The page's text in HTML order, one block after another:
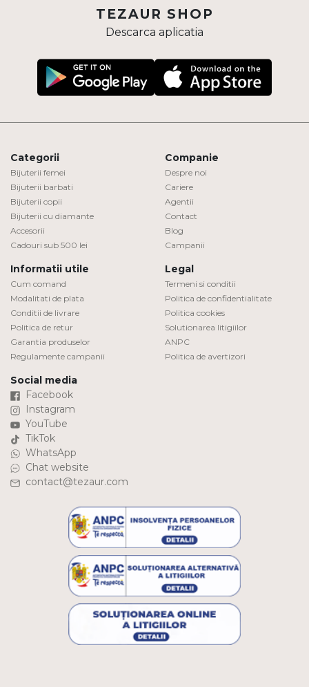
TEZAUR SHOP
Descarca aplicatia
Categorii
Bijuterii femei
Bijuterii barbati
Bijuterii copii
Bijuterii cu diamante
Accesorii
Cadouri sub 500 lei
Companie
Despre noi
Cariere
Agentii
Contact
Blog
Campanii
Informatii utile
Cum comand
Modalitati de plata
Conditii de livrare
Politica de retur
Garantia produselor
Regulamente campanii
Legal
Termeni si conditii
Politica de confidentialitate
Politica cookies
Solutionarea litigiilor
ANPC
Politica de avertizori
Social media
Facebook
Instagram
YouTube
TikTok
WhatsApp
Chat website
contact@tezaur.com